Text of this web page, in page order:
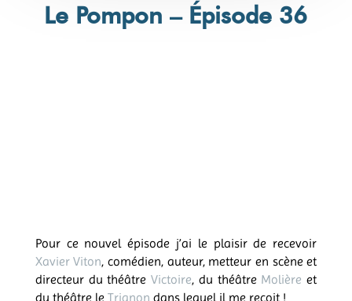
Le Pompon – Épisode 36
Pour ce nouvel épisode j’ai le plaisir de recevoir
Xavier Viton, comédien, auteur, metteur en scène et
directeur du théâtreVictoire, du théâtre Molière et
du théâtre le Trianon dans lequel il me reçoit !